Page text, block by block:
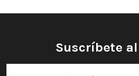
Suscríbete